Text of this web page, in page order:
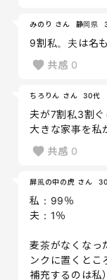
みのり さん 静岡県
9割私。夫は名
共感 0
ちろりん さん 30代
夫が7割私3割ぐ
大きな家事を私
共感 0
屏風の中の虎 さん
私：99％
夫：1％
麦茶がなくなっ
ンクに置くとこ
補充するのは私